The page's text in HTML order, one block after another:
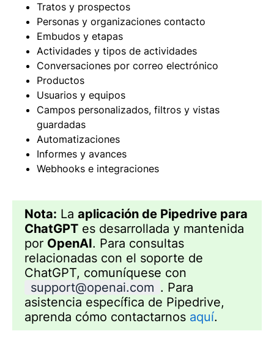
Tratos y prospectos
Personas y organizaciones contacto
Embudos y etapas
Actividades y tipos de actividades
Conversaciones por correo electrónico
Productos
Usuarios y equipos
Campos personalizados, filtros y vistas
guardadas
Automatizaciones
Informes y avances
Webhooks e integraciones
Nota: La aplicación de Pipedrive para
ChatGPT es desarrollada y mantenida
por OpenAI. Para consultas
relacionadas con el soporte de
ChatGPT, comuníquese con
support@openai.com . Para
asistencia específica de Pipedrive,
aprenda cómo contactarnos aquí.